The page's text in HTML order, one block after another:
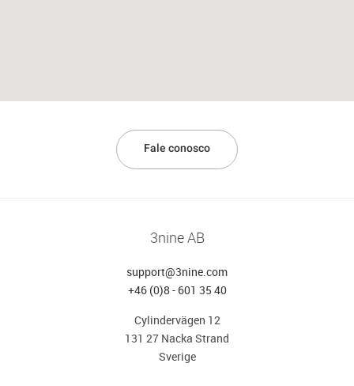
Fale conosco
3nine AB
support@3nine.com
+46 (0)8 - 601 35 40
Cylindervägen 12
131 27 Nacka Strand
Sverige